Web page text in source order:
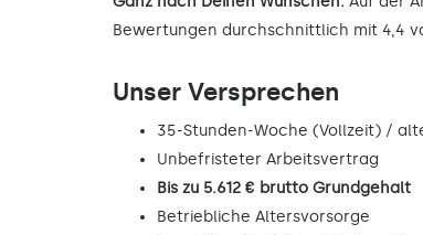
Bewertungen durchschnittlich mit 4,4
Unser Versprechen
35-Stunden-Woche (Vollzeit) /
Unbefristeter Arbeitsvertrag
Bis zu 5.612 € brutto Grundgehalt
Betriebliche Altersvorsorge